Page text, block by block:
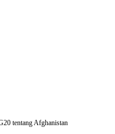
tentang Afghanistan